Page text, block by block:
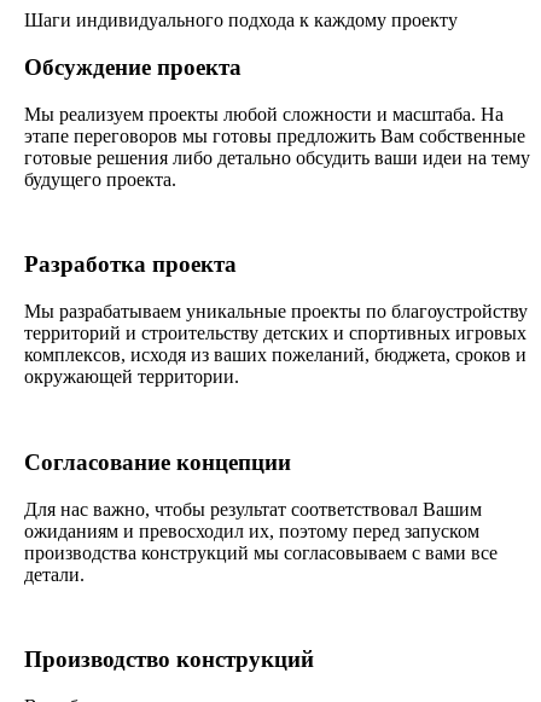
Шаги индивидуального подхода к каждому проекту
Обсуждение проекта
Мы реализуем проекты любой сложности и масштаба. На
этапе переговоров мы готовы предложить Вам собственные
готовые решения либо детально обсудить ваши идеи на тему
будущего проекта.
Разработка проекта
Мы разрабатываем уникальные проекты по благоустройству
территорий и строительству детских и спортивных игровых
комплексов, исходя из ваших пожеланий, бюджета, сроков и
окружающей территории.
Согласование концепции
Для нас важно, чтобы результат соответствовал Вашим
ожиданиям и превосходил их, поэтому перед запуском
производства конструкций мы согласовываем с вами все
детали.
Производство конструкций